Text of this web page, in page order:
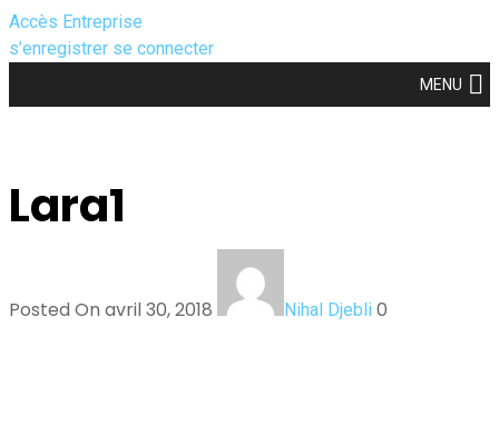
Accès Entreprise
s’enregistrer se connecter
MENU
Lara1
Posted On avril 30, 2018 Nihal Djebli 0